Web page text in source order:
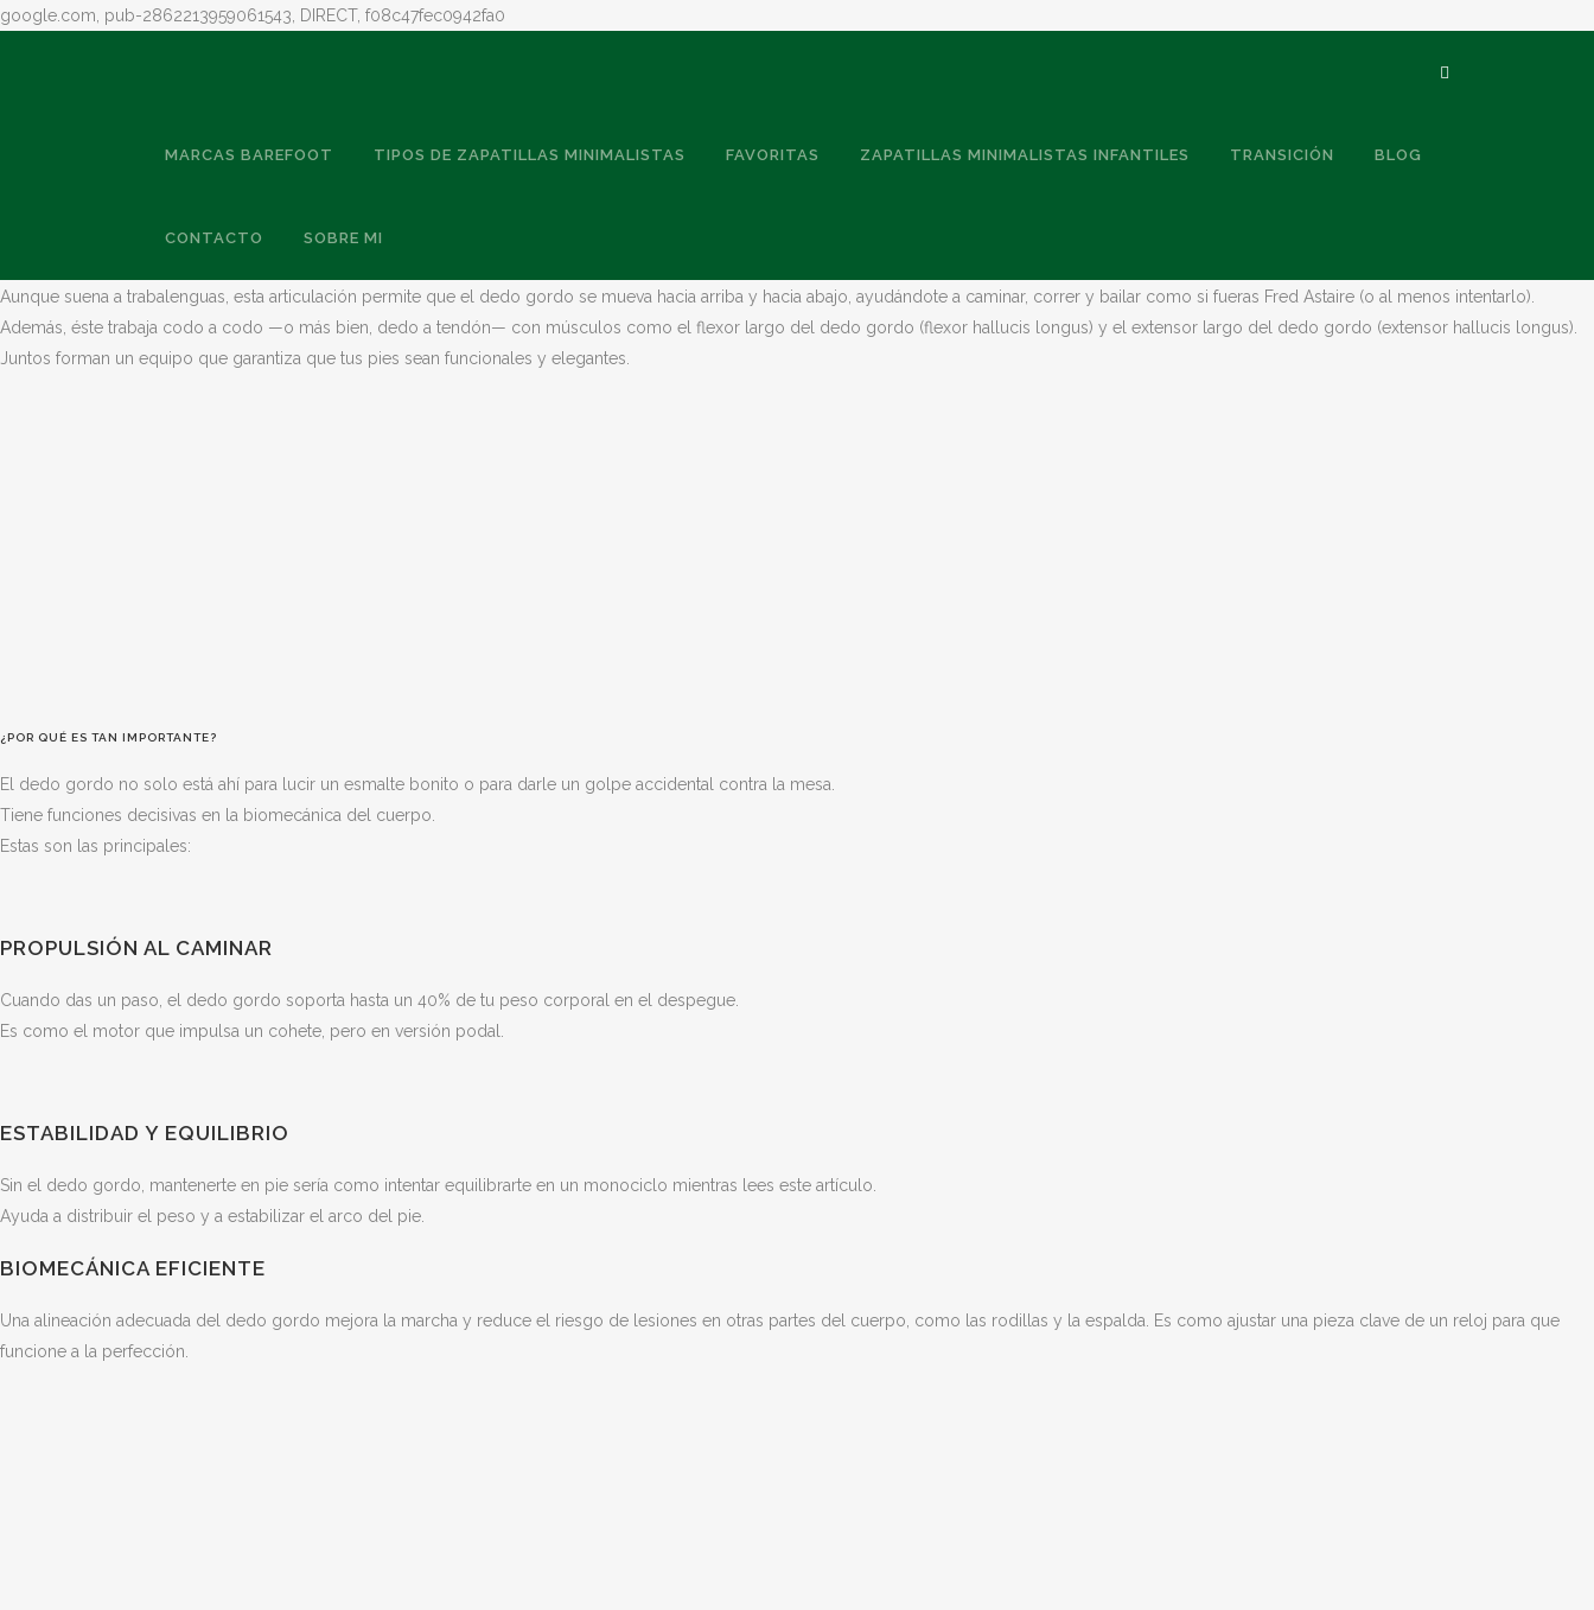
google.com, pub-2862213959061543, DIRECT, f08c47fec0942fa0
MARCAS BAREFOOT TIPOS DE ZAPATILLAS MINIMALISTAS FAVORITAS ZAPATILLAS MINIMALISTAS INFANTILES TRANSICIÓN BLOG
CONTACTO SOBRE MI
Aunque suena a trabalenguas, esta articulación permite que el dedo gordo se mueva hacia arriba y hacia abajo, ayudándote a caminar, correr y bailar como si fueras Fred Astaire (o al menos intentarlo).
Además, éste trabaja codo a codo —o más bien, dedo a tendón— con músculos como el flexor largo del dedo gordo (flexor hallucis longus) y el extensor largo del dedo gordo (extensor hallucis longus).
Juntos forman un equipo que garantiza que tus pies sean funcionales y elegantes.
¿POR QUÉ ES TAN IMPORTANTE?
El dedo gordo no solo está ahí para lucir un esmalte bonito o para darle un golpe accidental contra la mesa.
Tiene funciones decisivas en la biomecánica del cuerpo.
Estas son las principales:
PROPULSIÓN AL CAMINAR
Cuando das un paso, el dedo gordo soporta hasta un 40% de tu peso corporal en el despegue.
Es como el motor que impulsa un cohete, pero en versión podal.
ESTABILIDAD Y EQUILIBRIO
Sin el dedo gordo, mantenerte en pie sería como intentar equilibrarte en un monociclo mientras lees este artículo.
Ayuda a distribuir el peso y a estabilizar el arco del pie.
BIOMECÁNICA EFICIENTE
Una alineación adecuada del dedo gordo mejora la marcha y reduce el riesgo de lesiones en otras partes del cuerpo, como las rodillas y la espalda. Es como ajustar una pieza clave de un reloj para que
funcione a la perfección.